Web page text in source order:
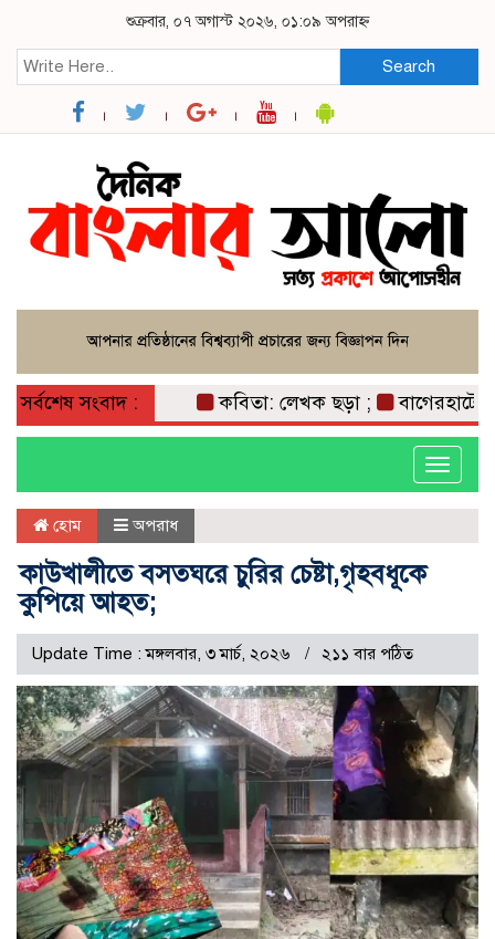
শুক্রবার, ০৭ অগাস্ট ২০২৬, ০১:০৯ অপরাহ্ন
Search
সর্বশেষ সংবাদ : কবিতা: লেখক ছড়া ; বাগেরহাটে
Toggle
হোম অপরাধ
কাউখালীতে বসতঘরে চুরির চেষ্টা,গৃহবধূকে
কুপিয়ে আহত;
Update Time : মঙ্গলবার, ৩ মার্চ, ২০২৬ ২১১ বার পঠিত